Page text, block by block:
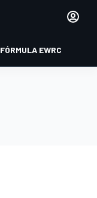
FÓRMULA EWRC